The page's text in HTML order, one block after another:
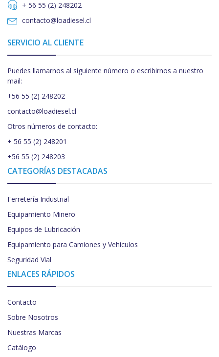
+ 56 55 (2) 248202
contacto@loadiesel.cl
SERVICIO AL CLIENTE
Puedes llamarnos al siguiente número o escribirnos a nuestro
mail:
+56 55 (2) 248202
contacto@loadiesel.cl
Otros números de contacto:
+ 56 55 (2) 248201
+56 55 (2) 248203
CATEGORÍAS DESTACADAS
Ferretería Industrial
Equipamiento Minero
Equipos de Lubricación
Equipamiento para Camiones y Vehículos
Seguridad Vial
ENLACES RÁPIDOS
Contacto
Sobre Nosotros
Nuestras Marcas
Catálogo